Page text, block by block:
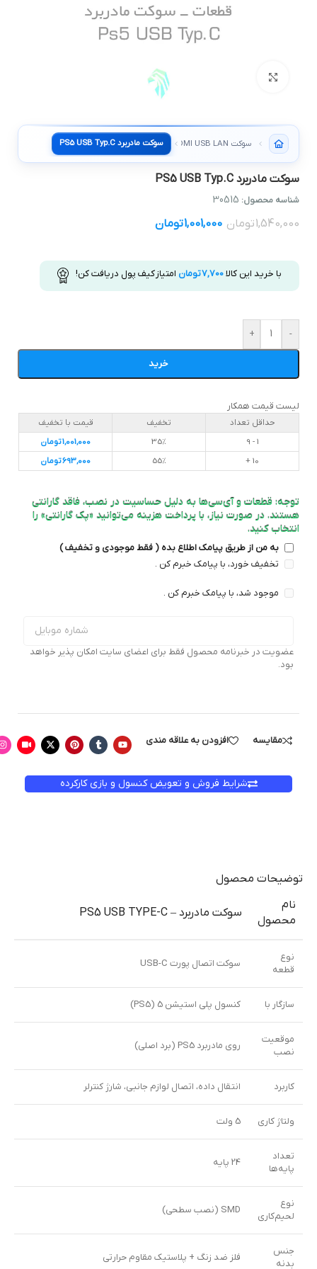
سوکت HDMI USB LAN، کلید و دکمه سوکت مادربرد PS5 USB Typ.C
سوکت مادربرد PS5 USB Typ.C
شناسه محصول: 30515
1,540,000تومان 1,001,000تومان
با خرید این کالا7,700تومان امتیاز کیف پول دریافت کن!
-
+
خرید
لیست قیمت همکار
حداقل تعداد تخفیف
قیمت با تخفیف
1 - 9
35%
1,001,000تومان
10 +
55%
693,000تومان
توجه: قطعات و آی‌سی‌ها به دلیل حساسیت در نصب، فاقد گارانتی
هستند. در صورت نیاز، با پرداخت هزینه می‌توانید «پک گارانتی» را
انتخاب کنید.
به من از طریق پیامک اطلاع بده ( فقط موجودی و تخفیف )
تخفیف خورد، با پیامک خبرم کن .
موجود شد، با پیامک خبرم کن .
عضویت در خبرنامه محصول فقط برای اعضای سایت امکان پذیر خواهد
بود.
مقایسه افزودن به علاقه مندی
شرایط فروش و تعویض کنسول و بازی کارکرده
توضیحات محصول
نام
محصول
سوکت مادربرد – PS5 USB TYPE-C
نوع
قطعه
سوکت اتصال پورت USB-C
سازگار با کنسول پلی استیشن 5 (PS5)
موقعیت
نصب
روی مادربرد PS5 (برد اصلی)
کاربرد انتقال داده، اتصال لوازم جانبی، شارژ کنترلر
ولتاژ کاری 5 ولت
تعداد
پایه‌ها
24 پایه
نوع
لحیم‌کاری
SMD (نصب سطحی)
جنس
بدنه
فلز ضد زنگ + پلاستیک مقاوم حرارتی